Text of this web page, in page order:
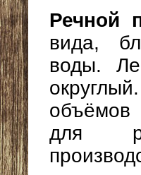
Речной
вида,
воды.
объёмов
для